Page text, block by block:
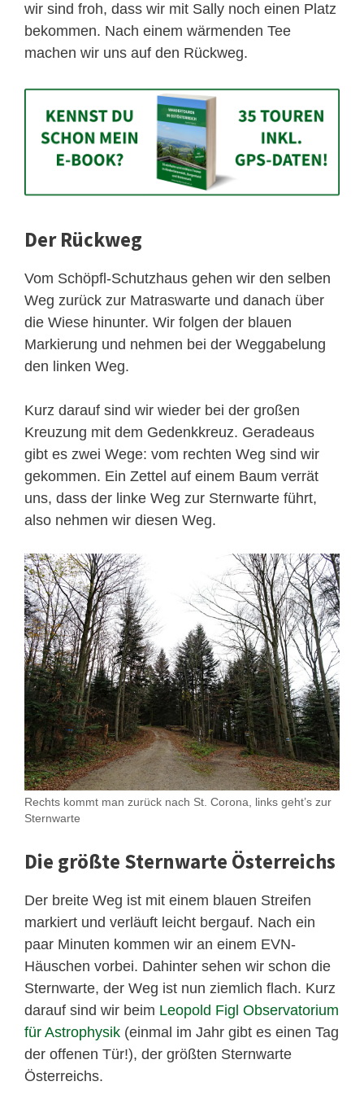
wir sind froh, dass wir mit Sally noch einen Platz
bekommen. Nach einem wärmenden Tee
machen wir uns auf den Rückweg.
Der Rückweg
Vom Schöpfl-Schutzhaus gehen wir den selben
Weg zurück zur Matraswarte und danach über
die Wiese hinunter. Wir folgen der blauen
Markierung und nehmen bei der Weggabelung
den linken Weg.
Kurz darauf sind wir wieder bei der großen
Kreuzung mit dem Gedenkkreuz. Geradeaus
gibt es zwei Wege: vom rechten Weg sind wir
gekommen. Ein Zettel auf einem Baum verrät
uns, dass der linke Weg zur Sternwarte führt,
also nehmen wir diesen Weg.
Rechts kommt man zurück nach St. Corona, links geht’s zur
Sternwarte
Die größte Sternwarte Österreichs
Der breite Weg ist mit einem blauen Streifen
markiert und verläuft leicht bergauf. Nach ein
paar Minuten kommen wir an einem EVN-
Häuschen vorbei. Dahinter sehen wir schon die
Sternwarte, der Weg ist nun ziemlich flach. Kurz
darauf sind wir beim Leopold Figl Observatorium
für Astrophysik (einmal im Jahr gibt es einen Tag
der offenen Tür!), der größten Sternwarte
Österreichs.